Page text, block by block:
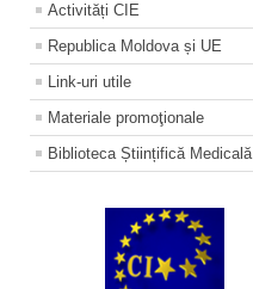
Activități CIE
Republica Moldova și UE
Link-uri utile
Materiale promoţionale
Biblioteca Științifică Medicală